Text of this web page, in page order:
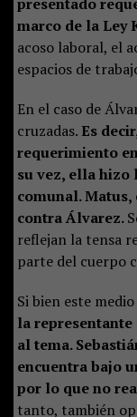
marco de la Ley
acoso laboral, el
espacios de
En el caso de
cruzadas. Es
requerimiento
su vez, ella
comunal.
contra Álvarez.
reflejan la tensa
parte del cuerpo
Si bien este
la
al tema.
encuentra bajo
por lo que no
tanto, también